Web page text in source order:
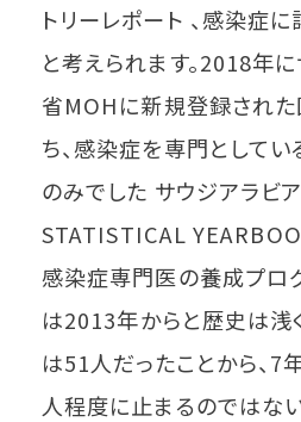
トリーレポート 、感染症
と考えられます。2018年
省MOHに新規登録され
ち、感染症を専門として
のみでした サウジアラビ
STATISTICAL
感染症専門医の養成プロ
は2013年からと歴史は浅
は51人だったことから、7
人程度に止まるのではない